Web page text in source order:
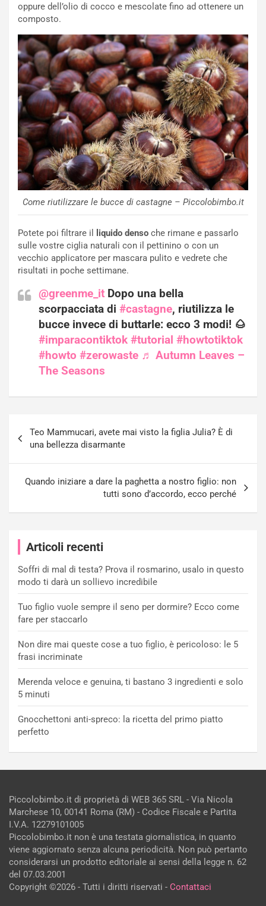
oppure dell’olio di cocco e mescolate fino ad ottenere un
composto.
Come riutilizzare le bucce di castagne – Piccolobimbo.it
Potete poi filtrare il liquido denso che rimane e passarlo
sulle vostre ciglia naturali con il pettinino o con un
vecchio applicatore per mascara pulito e vedrete che
risultati in poche settimane.
@greenme_it Dopo una bella
scorpacciata di #castagne, riutilizza le
bucce invece di buttarle: ecco 3 modi! 🌰
#imparacontiktok #tutorial #howtotiktok
#howto #zerowaste ♬ Autumn Leaves –
The Seasons
articoli
Teo Mammucari, avete mai visto la figlia Julia? È di
una bellezza disarmante
Quando iniziare a dare la paghetta a nostro figlio: non
tutti sono d’accordo, ecco perché
Articoli recenti
Soffri di mal di testa? Prova il rosmarino, usalo in questo
modo ti darà un sollievo incredibile
Tuo figlio vuole sempre il seno per dormire? Ecco come
fare per staccarlo
Non dire mai queste cose a tuo figlio, è pericoloso: le 5
frasi incriminate
Merenda veloce e genuina, ti bastano 3 ingredienti e solo
5 minuti
Gnocchettoni anti-spreco: la ricetta del primo piatto
perfetto
Piccolobimbo.it di proprietà di WEB 365 SRL - Via Nicola
Marchese 10, 00141 Roma (RM) - Codice Fiscale e Partita
I.V.A. 12279101005
Piccolobimbo.it non è una testata giornalistica, in quanto
viene aggiornato senza alcuna periodicità. Non può pertanto
considerarsi un prodotto editoriale ai sensi della legge n. 62
del 07.03.2001
Copyright ©2026 - Tutti i diritti riservati - Contattaci